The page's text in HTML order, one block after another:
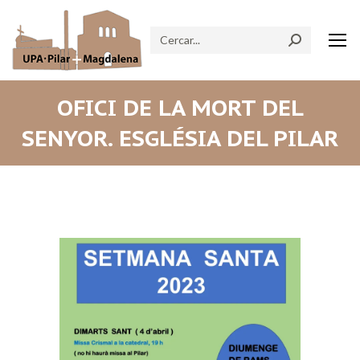
Search:
OFICI DE LA MORT DEL
SENYOR. ESGLÉSIA DEL PILAR